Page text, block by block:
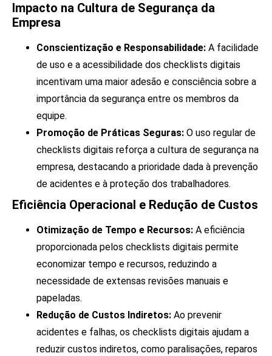
Impacto na Cultura de Segurança da
Empresa
Conscientização e Responsabilidade: A facilidade
de uso e a acessibilidade dos checklists digitais
incentivam uma maior adesão e consciência sobre a
importância da segurança entre os membros da
equipe.
Promoção de Práticas Seguras: O uso regular de
checklists digitais reforça a cultura de segurança na
empresa, destacando a prioridade dada à prevenção
de acidentes e à proteção dos trabalhadores.
Eficiência Operacional e Redução de Custos
Otimização de Tempo e Recursos: A eficiência
proporcionada pelos checklists digitais permite
economizar tempo e recursos, reduzindo a
necessidade de extensas revisões manuais e
papeladas.
Redução de Custos Indiretos: Ao prevenir
acidentes e falhas, os checklists digitais ajudam a
reduzir custos indiretos, como paralisações, reparos